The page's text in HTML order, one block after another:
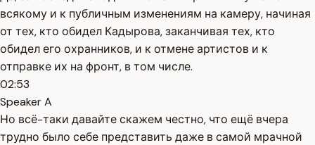
всякому и к публичным изменениям на камеру, начиная
от тех, кто обидел Кадырова, заканчивая тех, кто
обидел его охранников, и к отмене артистов и к
отправке их на фронт, в том числе.
02:53
Speaker A
Но всё-таки давайте скажем честно, что ещё вчера
трудно было себе представить даже в самой мрачной